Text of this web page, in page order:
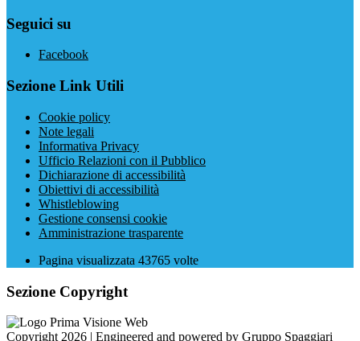
Seguici su
Facebook
Sezione Link Utili
Cookie policy
Note legali
Informativa Privacy
Ufficio Relazioni con il Pubblico
Dichiarazione di accessibilità
Obiettivi di accessibilità
Whistleblowing
Gestione consensi cookie
Amministrazione trasparente
Pagina visualizzata 43765 volte
Sezione Copyright
Copyright 2026 | Engineered and powered by Gruppo Spaggiari